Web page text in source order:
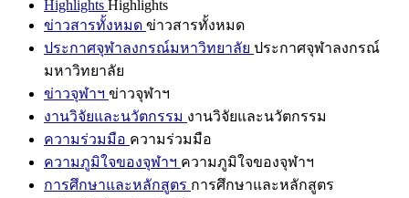
Highlights Highlights
ข่าวสารทั้งหมด ข่าวสารทั้งหมด
ประกาศจุฬาลงกรณ์มหาวิทยาลัย ประกาศจุฬาลงกรณ์
มหาวิทยาลัย
ข่าวจุฬาฯ ข่าวจุฬาฯ
งานวิจัยและนวัตกรรม งานวิจัยและนวัตกรรม
ความร่วมมือ ความร่วมมือ
ความภูมิใจของจุฬาฯ ความภูมิใจของจุฬาฯ
การศึกษาและหลักสูตร การศึกษาและหลักสูตร